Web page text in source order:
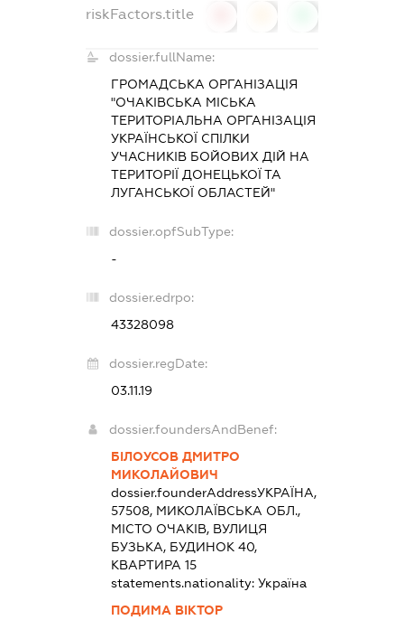
riskFactors.title
dossier.fullName:
ГРОМАДСЬКА ОРГАНІЗАЦІЯ
"ОЧАКІВСЬКА МІСЬКА
ТЕРИТОРІАЛЬНА ОРГАНІЗАЦІЯ
УКРАЇНСЬКОЇ СПІЛКИ
УЧАСНИКІВ БОЙОВИХ ДІЙ НА
ТЕРИТОРІЇ ДОНЕЦЬКОЇ ТА
ЛУГАНСЬКОЇ ОБЛАСТЕЙ"
dossier.opfSubType:
-
dossier.edrpo:
43328098
dossier.regDate:
03.11.19
dossier.foundersAndBenef:
БІЛОУСОВ ДМИТРО
МИКОЛАЙОВИЧ
dossier.founderAddressУКРАЇНА,
57508, МИКОЛАЇВСЬКА ОБЛ.,
МІСТО ОЧАКІВ, ВУЛИЦЯ
БУЗЬКА, БУДИНОК 40,
КВАРТИРА 15
statements.nationality:Україна
ПОДИМА ВІКТОР